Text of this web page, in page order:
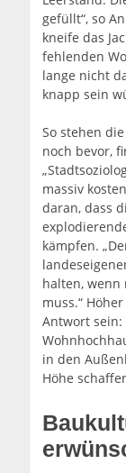
gefüllt“, so
kneife das
fehlenden
lange nicht
knapp sein
So stehen
noch bevor,
massiv
daran, dass
kämpfen.
halten, wenn
muss.“
Antwort
in den
Höhe